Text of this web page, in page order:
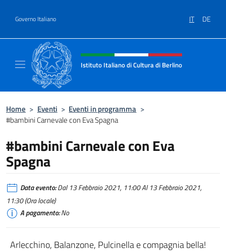
Governo Italiano IT DE
Intestazione sito, social e menù
Istituto Italiano di Cultura di Berlino
Home > Eventi > Eventi in programma >
#bambini Carnevale con Eva Spagna
#bambini Carnevale con Eva
Spagna
Data evento:Dal 13 Febbraio 2021, 11:00 Al 13 Febbraio 2021,
11:30 (Ora locale)
A pagamento:No
Arlecchino, Balanzone, Pulcinella e compagnia bella!